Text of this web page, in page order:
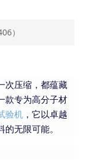
）
次压缩，都蕴藏
款专为高分子材
验机 ，它以卓越
无限可能。